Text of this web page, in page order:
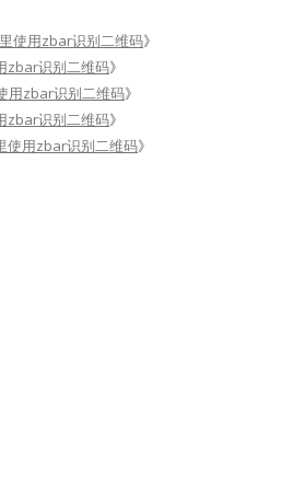
使用zbar识别二维码》
zbar识别二维码》
用zbar识别二维码》
zbar识别二维码》
使用zbar识别二维码》